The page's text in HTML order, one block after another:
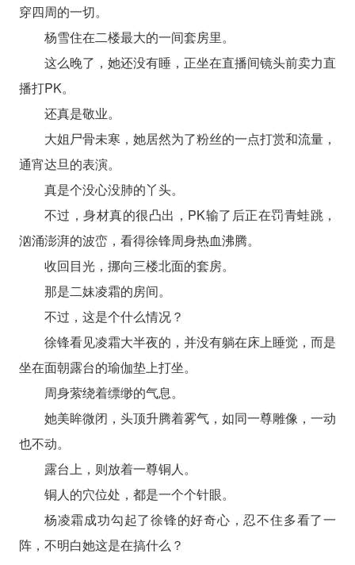
穿四周的一切。
杨雪住在二楼最大的一间套房里。
这么晚了，她还没有睡，正坐在直播间镜头前卖力直
播打PK。
还真是敬业。
大姐尸骨未寒，她居然为了粉丝的一点打赏和流量，
通宵达旦的表演。
真是个没心没肺的丫头。
不过，身材真的很凸出，PK输了后正在罚青蛙跳，
汹涌澎湃的波峦，看得徐锋周身热血沸腾。
收回目光，挪向三楼北面的套房。
那是二妹凌霜的房间。
不过，这是个什么情况？
徐锋看见凌霜大半夜的，并没有躺在床上睡觉，而是
坐在面朝露台的瑜伽垫上打坐。
周身萦绕着缥缈的气息。
她美眸微闭，头顶升腾着雾气，如同一尊雕像，一动
也不动。
露台上，则放着一尊铜人。
铜人的穴位处，都是一个个针眼。
杨凌霜成功勾起了徐锋的好奇心，忍不住多看了一
阵，不明白她这是在搞什么？